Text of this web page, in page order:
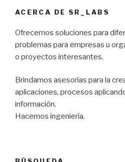
ACERCA DE SR_LABS
Ofrecemos soluciones para
problemas para empresas u
o proyectos interesantes.
Brindamos asesorías para la
aplicaciones, procesos
información.
Hacemos ingeniería.